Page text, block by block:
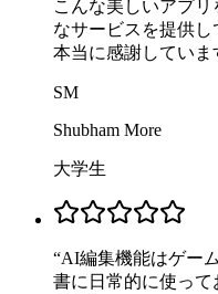
こんな美しいアプ
なサービスを提供し
本当に感謝していま
SM
Shubham More
大学生
“AI編集機能はゲー
書に日常的に使って